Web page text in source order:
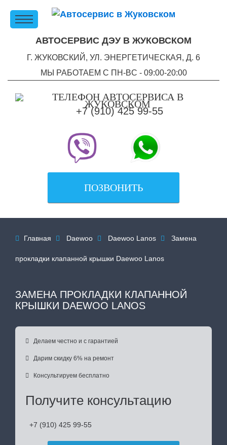
АВТОСЕРВИС ДЭУ В ЖУКОВСКОМ
Г. ЖУКОВСКИЙ, УЛ. ЭНЕРГЕТИЧЕСКАЯ, Д. 6
МЫ РАБОТАЕМ С ПН-ВC - 09:00-20:00
+7 (910) 425 99-55
ПОЗВОНИТЬ
 Главная  Daewoo  Daewoo Lanos  Замена
прокладки клапанной крышки Daewoo Lanos
ЗАМЕНА ПРОКЛАДКИ КЛАПАННОЙ
КРЫШКИ DAEWOO LANOS
 Делаем честно и с гарантией
 Дарим скидку 6% на ремонт
 Консультируем бесплатно
Получите консультацию
+7 (910) 425 99-55